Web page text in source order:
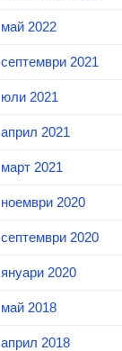
май 2022
септември 2021
юли 2021
април 2021
март 2021
ноември 2020
септември 2020
януари 2020
май 2018
април 2018